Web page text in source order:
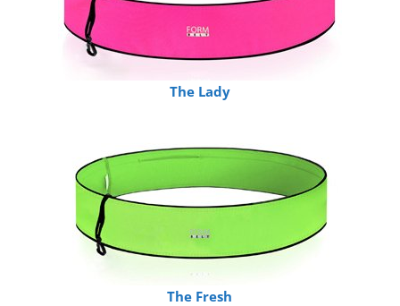
The Lady
The Fresh